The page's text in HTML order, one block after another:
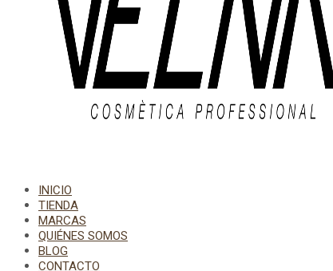
INICIO
TIENDA
MARCAS
QUIÉNES SOMOS
BLOG
CONTACTO